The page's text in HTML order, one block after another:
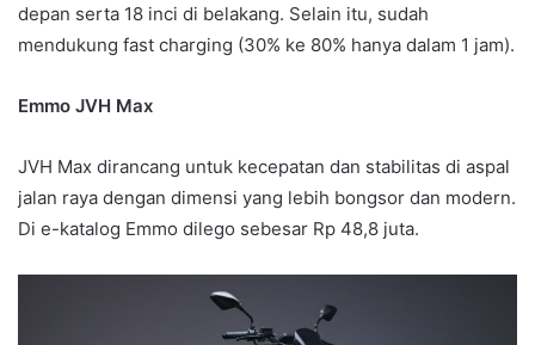
depan serta 18 inci di belakang. Selain itu, sudah
mendukung fast charging (30% ke 80% hanya dalam 1 jam).
Emmo JVH Max
JVH Max dirancang untuk kecepatan dan stabilitas di aspal
jalan raya dengan dimensi yang lebih bongsor dan modern.
Di e-katalog Emmo dilego sebesar Rp 48,8 juta.